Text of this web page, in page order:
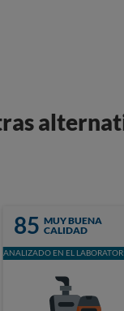
85 MUY BUENA
CALIDAD
ANALIZADO EN EL